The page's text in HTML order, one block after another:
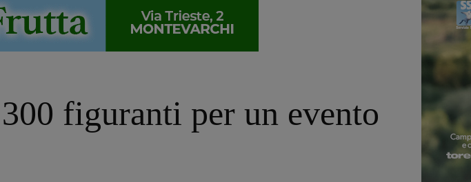
figuranti per un evento